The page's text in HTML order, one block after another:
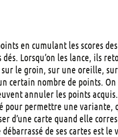
en cumulant les scores des
Lorsqu’on les lance, ils
le groin, sur une oreille,
certain nombre de points. On
annuler les points acquis.
pour permettre une variante,
d’une carte quand elle
de ses cartes est le